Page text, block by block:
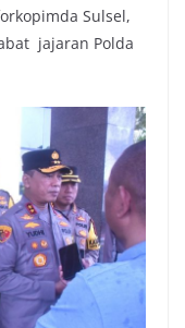
Sulsel,
jajaran Polda